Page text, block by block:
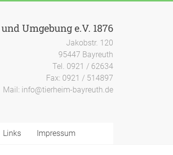
Umgebung e.V. 1876
Jakobstr. 120
95447 Bayreuth
Tel. 0921 / 62634
Fax: 0921 / 514897
Mail: info@tierheim-bayreuth.de
Links Impressum